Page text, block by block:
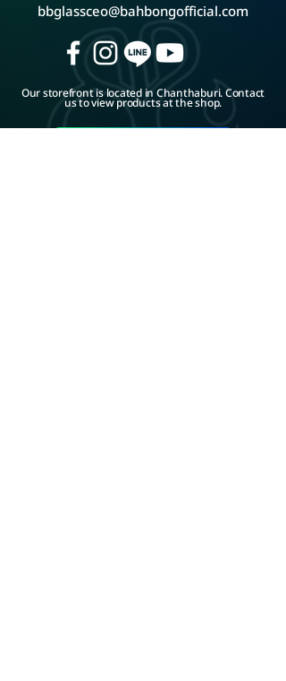
bbglassceo@bahbongofficial.com
Our storefront is located in Chanthaburi. Contact
us to view products at the shop.